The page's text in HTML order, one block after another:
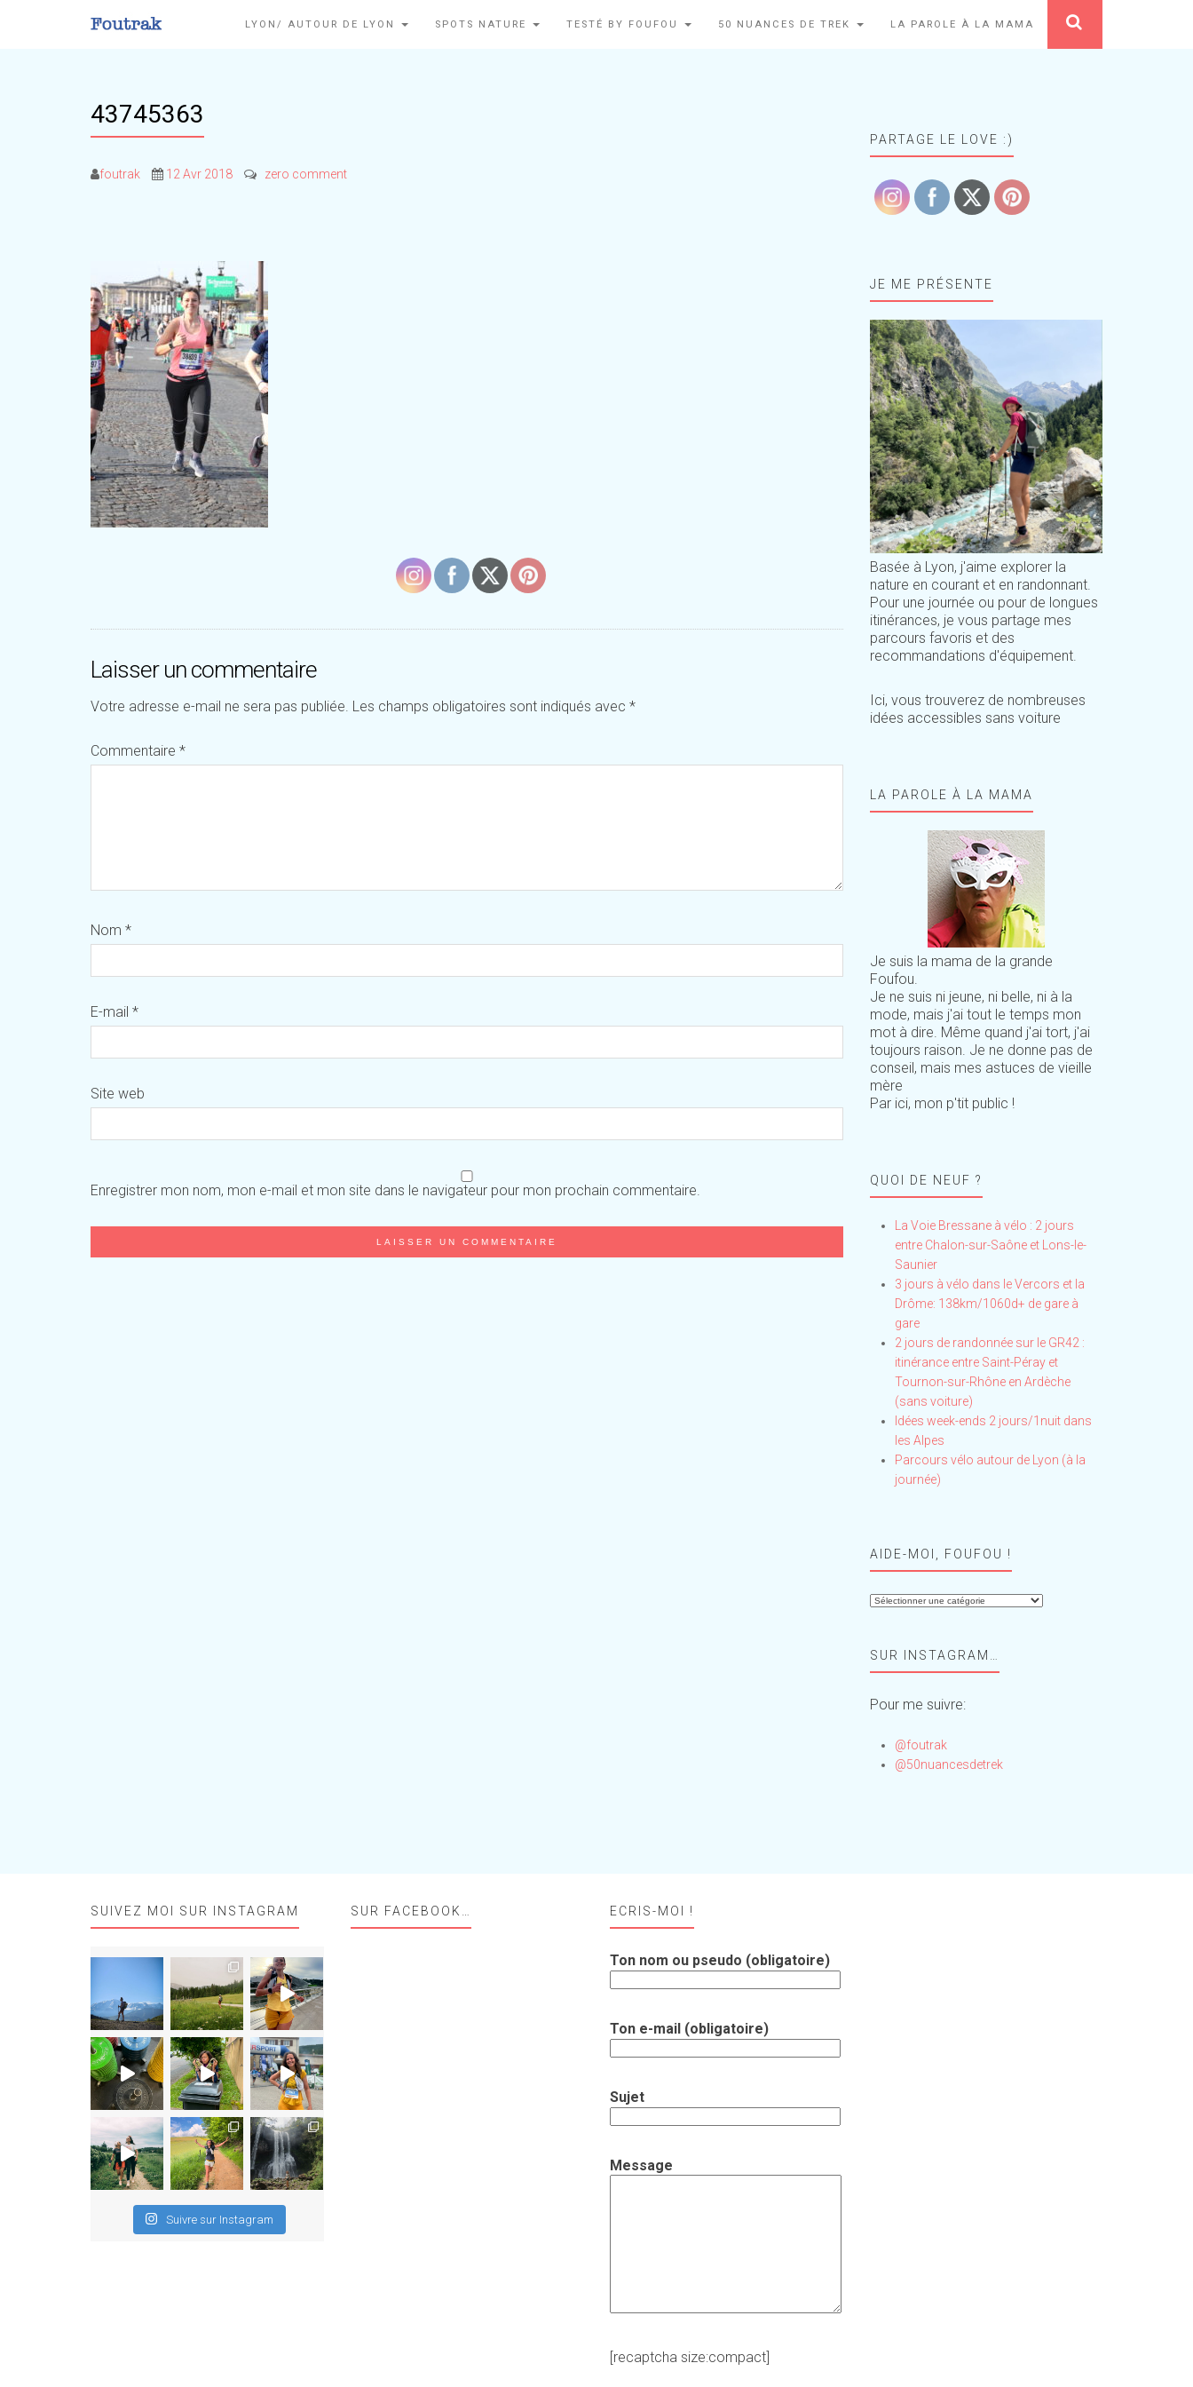
LYON/ AUTOUR DE LYON SPOTS NATURE TESTÉ BY FOUFOU 50 NUANCES DE TREK LA PAROLE À LA MAMA
43745363
foutrak 12 Avr 2018 zero comment
Laisser un commentaire
Votre adresse e-mail ne sera pas publiée. Les champs obligatoires sont indiqués avec *
Commentaire *
Nom *
E-mail *
Site web
Enregistrer mon nom, mon e-mail et mon site dans le navigateur pour mon prochain commentaire.
PARTAGE LE LOVE :)
JE ME PRÉSENTE
Basée à Lyon, j'aime explorer la
nature en courant et en randonnant.
Pour une journée ou pour de longues
itinérances, je vous partage mes
parcours favoris et des
recommandations d'équipement.
Ici, vous trouverez de nombreuses
idées accessibles sans voiture
LA PAROLE À LA MAMA
Je suis la mama de la grande
Foufou.
Je ne suis ni jeune, ni belle, ni à la
mode, mais j'ai tout le temps mon
mot à dire. Même quand j'ai tort, j'ai
toujours raison. Je ne donne pas de
conseil, mais mes astuces de vieille
mère
Par ici, mon p'tit public !
QUOI DE NEUF ?
La Voie Bressane à vélo : 2 jours
entre Chalon-sur-Saône et Lons-le-
Saunier
3 jours à vélo dans le Vercors et la
Drôme: 138km/1060d+ de gare à
gare
2 jours de randonnée sur le GR42 :
itinérance entre Saint-Péray et
Tournon-sur-Rhône en Ardèche
(sans voiture)
Idées week-ends 2 jours/1nuit dans
les Alpes
Parcours vélo autour de Lyon (à la
journée)
AIDE-MOI, FOUFOU !
Aide-
!SUR INSTAGRAM…
Pour me suivre:
@foutrak
@50nuancesdetrek
SUIVEZ MOI SUR INSTAGRAM
Suivre sur Instagram
SUR FACEBOOK… ECRIS-MOI !
Ton nom ou pseudo (obligatoire)
Ton e-mail (obligatoire)
Sujet
Message
[recaptcha size:compact]